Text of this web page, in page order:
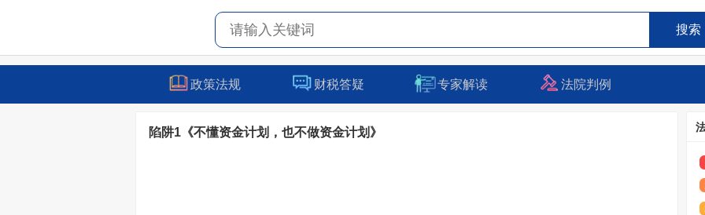
搜索
政策法规 财税答疑 专家解读 法院判例
陷阱1《不懂资金计划，也不做资金计划》